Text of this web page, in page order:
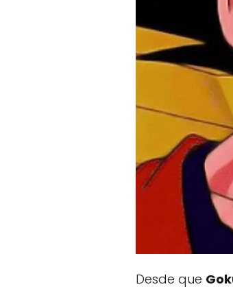
Desde que